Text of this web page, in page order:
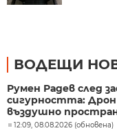
ВОДЕЩИ
Румен Радев след
сигурността: Дрон
въздушно
12:09, 08.08.2026 (обновена)